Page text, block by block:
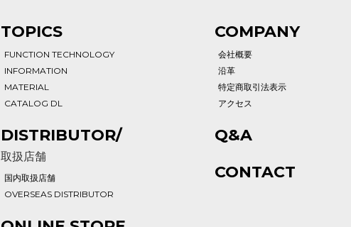
TOPICS
FUNCTION TECHNOLOGY
INFORMATION
MATERIAL
CATALOG DL
DISTRIBUTOR/
取扱店舗
国内取扱店舗
OVERSEAS DISTRIBUTOR
COMPANY
会社概要
沿革
特定商取引法表示
アクセス
Q&A
CONTACT